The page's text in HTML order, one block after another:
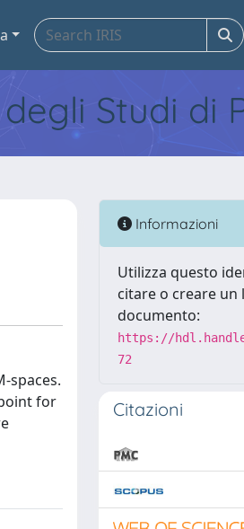
Studi di
spaces.
for
Informazioni
Utilizza questo
citare o creare un
documento:
https://
72
Citazioni